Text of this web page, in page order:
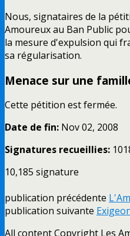
Nous, signataires de la
Amoureux au Ban Public
la mesure d'expulsion qui
sa régularisation.
Menace sur une
Cette pétition est fermée.
Date de fin: Nov 02, 2008
Signatures recueillies:
10,185 signature
publication précédente
publication suivante
All content Copyright Les